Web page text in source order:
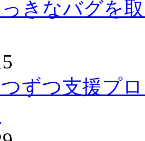
きなバグを
ずつ支援プ